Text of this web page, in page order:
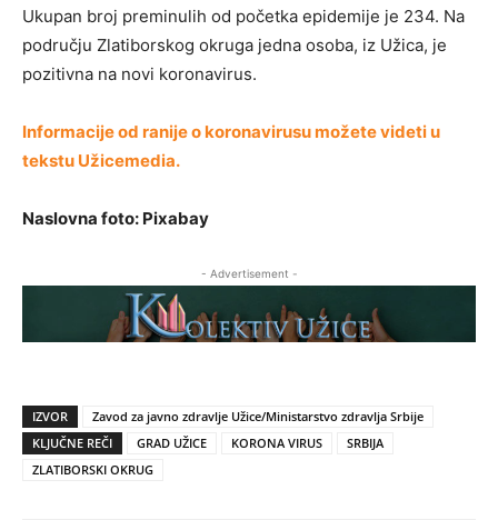
Ukupan broj preminulih od početka epidemije je 234. Na
području Zlatiborskog okruga jedna osoba, iz Užica, je
pozitivna na novi koronavirus.
Informacije od ranije o koronavirusu možete videti u
tekstu Užicemedia.
Naslovna foto: Pixabay
- Advertisement -
IZVOR
Zavod za javno zdravlje Užice/Ministarstvo zdravlja Srbije
KLJUČNE REČI
GRAD UŽICE KORONA VIRUS
SRBIJA
ZLATIBORSKI OKRUG